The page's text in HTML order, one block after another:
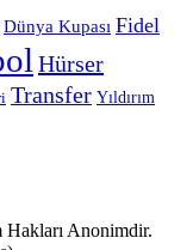
Dünya Kupası Fidel
Hürser
Transfer Yıldırım
Anonimdir.